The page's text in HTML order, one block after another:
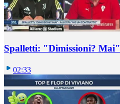
Spalletti: "Dimissioni? Mai"
02:33